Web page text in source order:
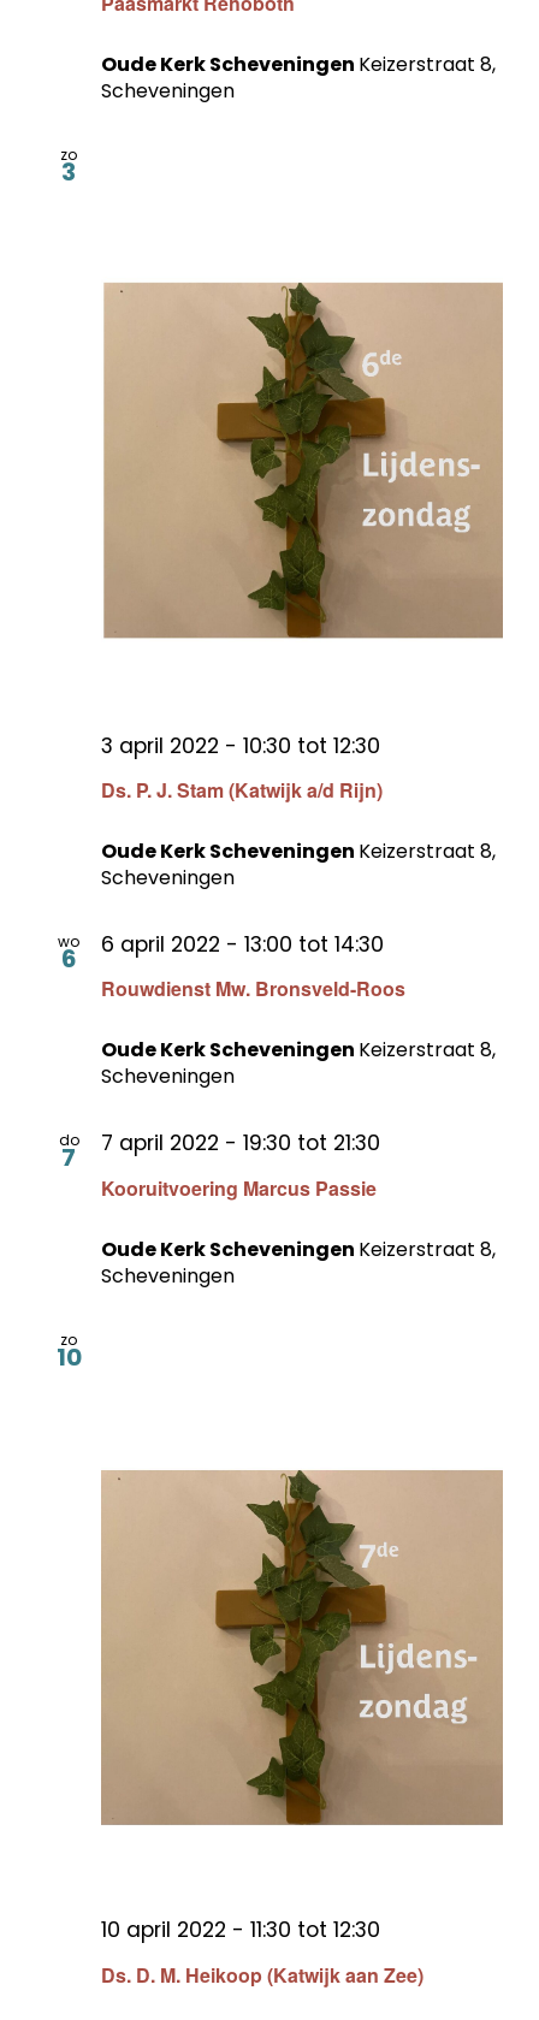
Oude Kerk Scheveningen Keizerstraat 8,
Scheveningen
zo
3
Ds. P. J. Stam (Katwijk a/d Rijn)
3 april 2022 - 10:30 tot 12:30
Oude Kerk Scheveningen Keizerstraat 8,
Scheveningen
wo
6
Rouwdienst Mw. Bronsveld-Roos
6 april 2022 - 13:00 tot 14:30
Oude Kerk Scheveningen Keizerstraat 8,
Scheveningen
do
7
Kooruitvoering Marcus Passie
7 april 2022 - 19:30 tot 21:30
Oude Kerk Scheveningen Keizerstraat 8,
Scheveningen
zo
10
Ds. D. M. Heikoop (Katwijk aan Zee)
10 april 2022 - 11:30 tot 12:30